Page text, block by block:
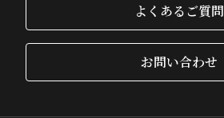
よくあるご質問
お問い合わせ